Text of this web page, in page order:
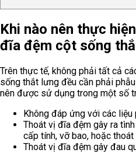
Khi nào nên thực
đĩa đệm cột sống
Trên thực tế, không phải tất cả
sống thắt lưng đều cần phải
nên được sử dụng trong một số
Không đáp ứng với các liệu
Thoát vị đĩa đệm gây ra
cấp tính, vỡ bao, hoặc thoát
Thoát vị đĩa đệm gây đau